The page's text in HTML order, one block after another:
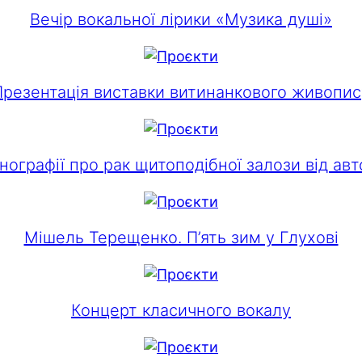
Вечір вокальної лірики «Музика душі»
виставки витинанкового
про рак щитоподібної залози від
Мішель Терещенко. П’ять зим у Глухові
Концерт класичного вокалу